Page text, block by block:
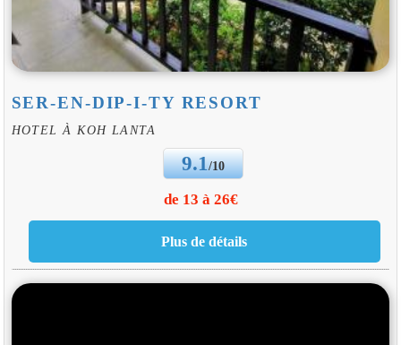
SER-EN-DIP-I-TY RESORT
HOTEL À KOH LANTA
9.1/10
de 13 à 26€